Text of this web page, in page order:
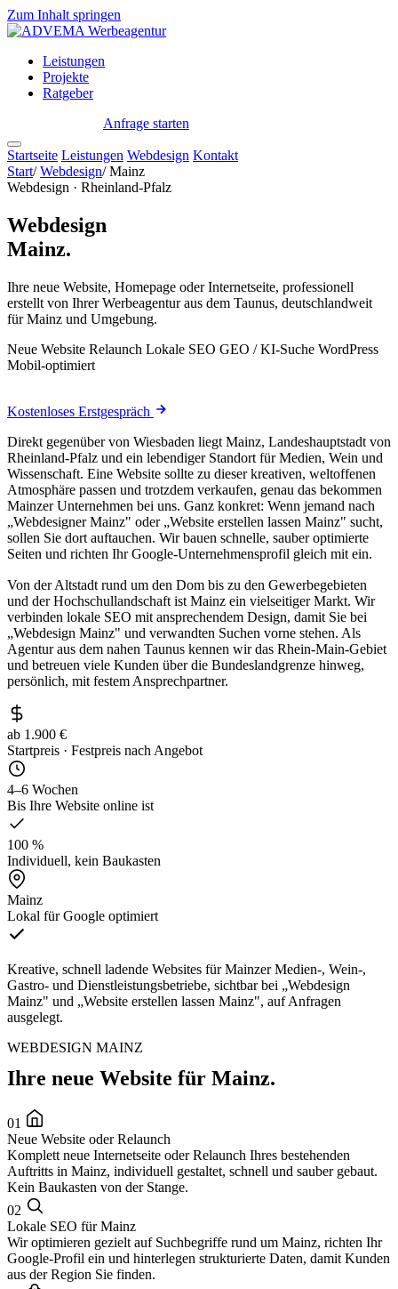
Zum Inhalt springen
Leistungen
Projekte
Ratgeber
Anfrage starten
Startseite Leistungen Webdesign Kontakt
Start/ Webdesign/ Mainz
Webdesign · Rheinland-Pfalz
Webdesign
Mainz.
Ihre neue Website, Homepage oder Internetseite, professionell
erstellt von Ihrer Werbeagentur aus dem Taunus, deutschlandweit
für Mainz und Umgebung.
Neue Website Relaunch Lokale SEO GEO / KI-Suche WordPress
Mobil-optimiert
Kostenloses Erstgespräch
Direkt gegenüber von Wiesbaden liegt Mainz, Landeshauptstadt von
Rheinland-Pfalz und ein lebendiger Standort für Medien, Wein und
Wissenschaft. Eine Website sollte zu dieser kreativen, weltoffenen
Atmosphäre passen und trotzdem verkaufen, genau das bekommen
Mainzer Unternehmen bei uns. Ganz konkret: Wenn jemand nach
„Webdesigner Mainz" oder „Website erstellen lassen Mainz" sucht,
sollen Sie dort auftauchen. Wir bauen schnelle, sauber optimierte
Seiten und richten Ihr Google-Unternehmensprofil gleich mit ein.
Von der Altstadt rund um den Dom bis zu den Gewerbegebieten
und der Hochschullandschaft ist Mainz ein vielseitiger Markt. Wir
verbinden lokale SEO mit ansprechendem Design, damit Sie bei
„Webdesign Mainz" und verwandten Suchen vorne stehen. Als
Agentur aus dem nahen Taunus kennen wir das Rhein-Main-Gebiet
und betreuen viele Kunden über die Bundeslandgrenze hinweg,
persönlich, mit festem Ansprechpartner.
ab 1.900 €
Startpreis · Festpreis nach Angebot
4–6 Wochen
Bis Ihre Website online ist
100 %
Individuell, kein Baukasten
Mainz
Lokal für Google optimiert
Kreative, schnell ladende Websites für Mainzer Medien-, Wein-,
Gastro- und Dienstleistungsbetriebe, sichtbar bei „Webdesign
Mainz" und „Website erstellen lassen Mainz", auf Anfragen
ausgelegt.
WEBDESIGN MAINZ
Ihre neue Website für Mainz.
01
Neue Website oder Relaunch
Komplett neue Internetseite oder Relaunch Ihres bestehenden
Auftritts in Mainz, individuell gestaltet, schnell und sauber gebaut.
Kein Baukasten von der Stange.
02
Lokale SEO für Mainz
Wir optimieren gezielt auf Suchbegriffe rund um Mainz, richten Ihr
Google-Profil ein und hinterlegen strukturierte Daten, damit Kunden
aus der Region Sie finden.